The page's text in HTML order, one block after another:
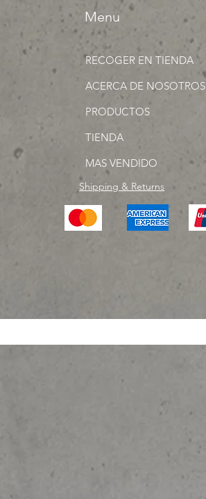
Menu
RECOGER EN TIENDA
ACERCA DE NOSOTROS
PRODUCTOS
TIENDA
MAS VENDIDO
Shipping & Returns